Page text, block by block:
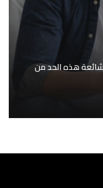
هذه الحد من